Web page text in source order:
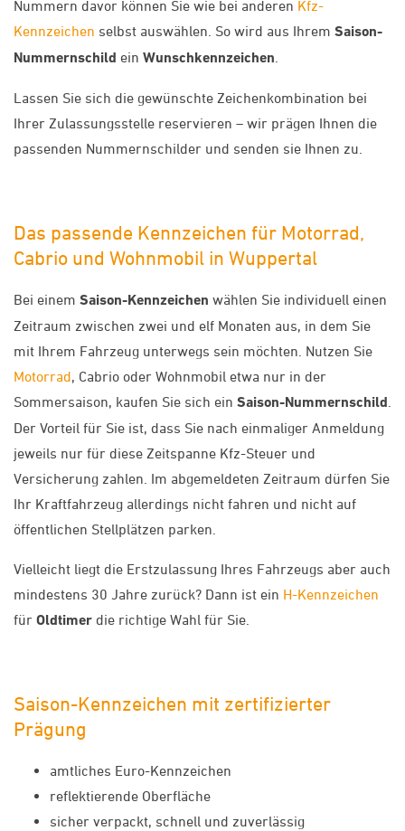
Nummern davor können Sie wie bei anderen Kfz-
Kennzeichen selbst auswählen. So wird aus Ihrem Saison-
Nummernschild ein Wunschkennzeichen
Lassen Sie sich die gewünschte Zeichenkombination bei
Ihrer Zulassungsstelle reservieren – wir prägen Ihnen die
passenden Nummernschilder und senden sie Ihnen zu.
Das passende Kennzeichen für Motorrad,
Cabrio und Wohnmobil in Wuppertal
Bei einem Saison-Kennzeichen wählen Sie individuell einen
Zeitraum zwischen zwei und elf Monaten aus, in dem Sie
mit Ihrem Fahrzeug unterwegs sein möchten. Nutzen Sie
Motorrad, Cabrio oder Wohnmobil etwa nur in der
Sommersaison, kaufen Sie sich ein Saison-Nummernschild
Der Vorteil für Sie ist, dass Sie nach einmaliger Anmeldung
jeweils nur für diese Zeitspanne Kfz-Steuer und
Versicherung zahlen. Im abgemeldeten Zeitraum dürfen Sie
Ihr Kraftfahrzeug allerdings nicht fahren und nicht auf
öffentlichen Stellplätzen parken.
Vielleicht liegt die Erstzulassung Ihres Fahrzeugs aber auch
mindestens 30 Jahre zurück? Dann ist ein H-Kennzeichen
für Oldtimer die richtige Wahl für Sie.
Saison-Kennzeichen mit zertifizierter
Prägung
amtliches Euro-Kennzeichen
reflektierende Oberfläche
sicher verpackt, schnell und zuverlässig